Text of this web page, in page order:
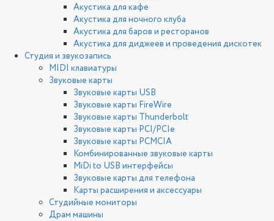
Акустика для кафе
Акустика для ночного клуба
Акустика для баров и ресторанов
Акустика для диджеев и проведения дискотек
Студия и звукозапись
MIDI клавиатуры
Звуковые карты
Звуковые карты USB
Звуковые карты FireWire
Звуковые карты Thunderbolt
Звуковые карты PCI/PCIe
Звуковые карты PCMCIA
Комбинированные звуковые карты
MiDi to USB интерфейсы
Звуковые карты для телефона
Карты расширения и аксессуары
Студийные мониторы
Драм машины